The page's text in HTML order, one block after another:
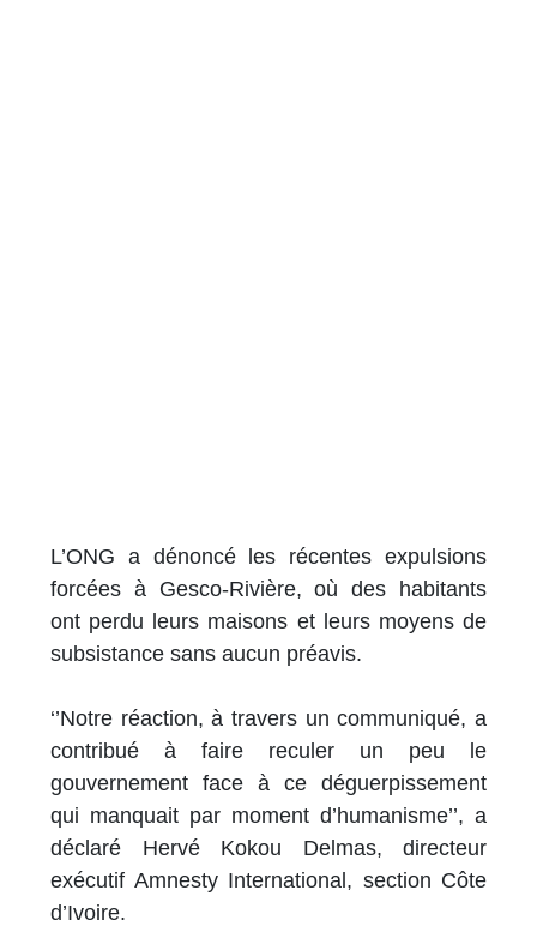
L’ONG a dénoncé les récentes expulsions
forcées à Gesco-Rivière, où des habitants
ont perdu leurs maisons et leurs moyens de
subsistance sans aucun préavis.
‘’Notre réaction, à travers un communiqué, a
contribué à faire reculer un peu le
gouvernement face à ce déguerpissement
qui manquait par moment d’humanisme’’, a
déclaré Hervé Kokou Delmas, directeur
exécutif Amnesty International, section Côte
d’Ivoire.